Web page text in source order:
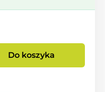
Do koszyka